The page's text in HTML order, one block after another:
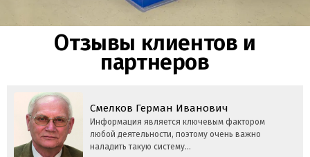
Отзывы клиентов и
партнеров
Смелков Герман Иванович
Информация является ключевым фактором
любой деятельности, поэтому очень важно
наладить такую систему...